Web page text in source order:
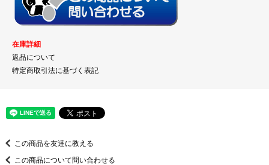
在庫詳細
返品について
特定商取引法に基づく表記
この商品を友達に教える
この商品について問い合わせる